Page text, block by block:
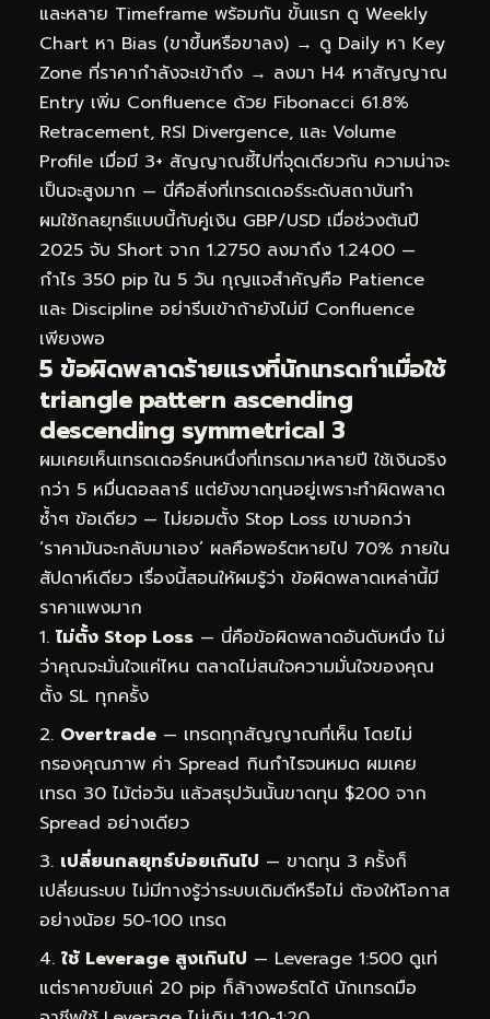
และหลาย Timeframe พร้อมกัน ขั้นแรก ดู Weekly
Chart หา Bias (ขาขึ้นหรือขาลง) → ดู Daily หา Key
Zone ที่ราคากำลังจะเข้าถึง → ลงมา H4 หาสัญญาณ
Entry เพิ่ม Confluence ด้วย Fibonacci 61.8%
Retracement, RSI Divergence, และ Volume
Profile เมื่อมี 3+ สัญญาณชี้ไปที่จุดเดียวกัน ความน่าจะ
เป็นจะสูงมาก — นี่คือสิ่งที่เทรดเดอร์ระดับสถาบันทำ
ผมใช้กลยุทธ์แบบนี้กับคู่เงิน GBP/USD เมื่อช่วงต้นปี
2025 จับ Short จาก 1.2750 ลงมาถึง 1.2400 —
กำไร 350 pip ใน 5 วัน กุญแจสำคัญคือ Patience
และ Discipline อย่ารีบเข้าถ้ายังไม่มี Confluence
เพียงพอ
5 ข้อผิดพลาดร้ายแรงที่นักเทรดทำเมื่อใช้
triangle pattern ascending
descending symmetrical 3
ผมเคยเห็นเทรดเดอร์คนหนึ่งที่เทรดมาหลายปี ใช้เงินจริง
กว่า 5 หมื่นดอลลาร์ แต่ยังขาดทุนอยู่เพราะทำผิดพลาด
ซ้ำๆ ข้อเดียว — ไม่ยอมตั้ง Stop Loss เขาบอกว่า
‘ราคามันจะกลับมาเอง’ ผลคือพอร์ตหายไป 70% ภายใน
สัปดาห์เดียว เรื่องนี้สอนให้ผมรู้ว่า ข้อผิดพลาดเหล่านี้มี
ราคาแพงมาก
ไม่ตั้ง Stop Loss — นี่คือข้อผิดพลาดอันดับหนึ่ง ไม่
ว่าคุณจะมั่นใจแค่ไหน ตลาดไม่สนใจความมั่นใจของคุณ
ตั้ง SL ทุกครั้ง
Overtrade — เทรดทุกสัญญาณที่เห็น โดยไม่
กรองคุณภาพ ค่า Spread กินกำไรจนหมด ผมเคย
เทรด 30 ไม้ต่อวัน แล้วสรุปวันนั้นขาดทุน $200 จาก
Spread อย่างเดียว
เปลี่ยนกลยุทธ์บ่อยเกินไป — ขาดทุน 3 ครั้งก็
เปลี่ยนระบบ ไม่มีทางรู้ว่าระบบเดิมดีหรือไม่ ต้องให้โอกาส
อย่างน้อย 50-100 เทรด
ใช้ Leverage สูงเกินไป — Leverage 1:500 ดูเท่
แต่ราคาขยับแค่ 20 pip ก็ล้างพอร์ตได้ นักเทรดมือ